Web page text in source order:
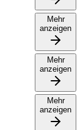
Mehr
anzeigen
Mehr
anzeigen
Mehr
anzeigen